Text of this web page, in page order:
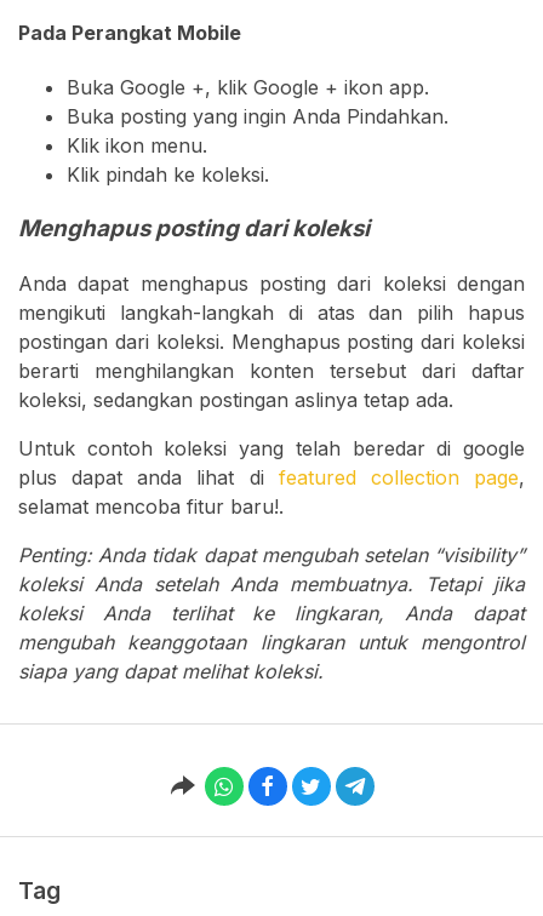
Pada Perangkat Mobile
Buka Google +, klik Google + ikon app.
Buka posting yang ingin Anda Pindahkan.
Klik ikon menu.
Klik pindah ke koleksi.
Menghapus posting dari koleksi
Anda dapat menghapus posting dari koleksi dengan
mengikuti langkah-langkah di atas dan pilih hapus
postingan dari koleksi. Menghapus posting dari koleksi
berarti menghilangkan konten tersebut dari daftar
koleksi, sedangkan postingan aslinya tetap ada.
Untuk contoh koleksi yang telah beredar di google
plus dapat anda lihat di featured collection page,
selamat mencoba fitur baru!.
Penting: Anda tidak dapat mengubah setelan “visibility”
koleksi Anda setelah Anda membuatnya. Tetapi jika
koleksi Anda terlihat ke lingkaran, Anda dapat
mengubah keanggotaan lingkaran untuk mengontrol
siapa yang dapat melihat koleksi.
Tag